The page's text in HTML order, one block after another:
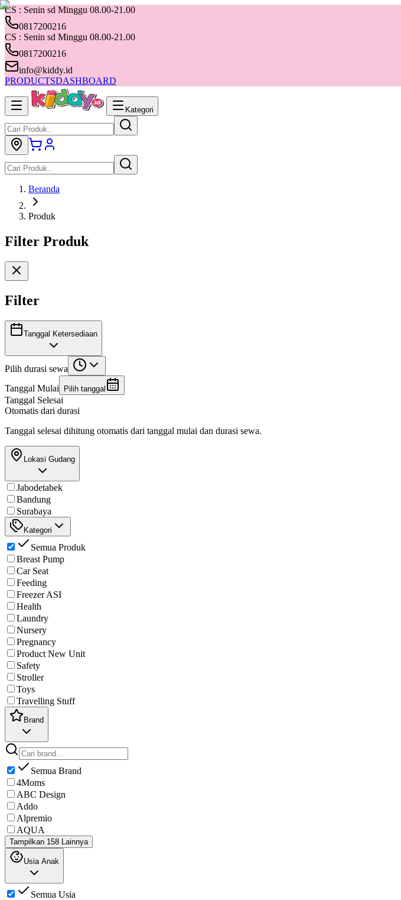
CS : Senin sd Minggu 08.00-21.00
0817200216
CS : Senin sd Minggu 08.00-21.00
0817200216
info@kiddy.id
PRODUCTSDASHBOARD
Kategori
Beranda
Produk
Filter Produk
Filter
Tanggal Ketersediaan
Pilih durasi sewa
Tanggal Mulai
Pilih tanggal
Tanggal Selesai
Otomatis dari durasi
Tanggal selesai dihitung otomatis dari tanggal mulai dan durasi sewa.
Lokasi Gudang
Jabodetabek
Bandung
Surabaya
Kategori
Semua Produk
Breast Pump
Car Seat
Feeding
Freezer ASI
Health
Laundry
Nursery
Pregnancy
Product New Unit
Safety
Stroller
Toys
Travelling Stuff
Brand
Semua Brand
4Moms
ABC Design
Addo
Alpremio
AQUA
Tampilkan 158 Lainnya
Usia Anak
Semua Usia